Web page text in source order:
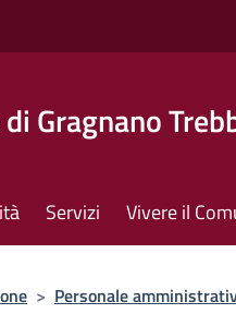
Gragnano
Servizi Vivere il
> Personale